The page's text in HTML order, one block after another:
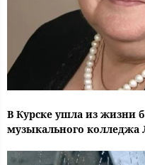
В Курске ушла из жизни
музыкального